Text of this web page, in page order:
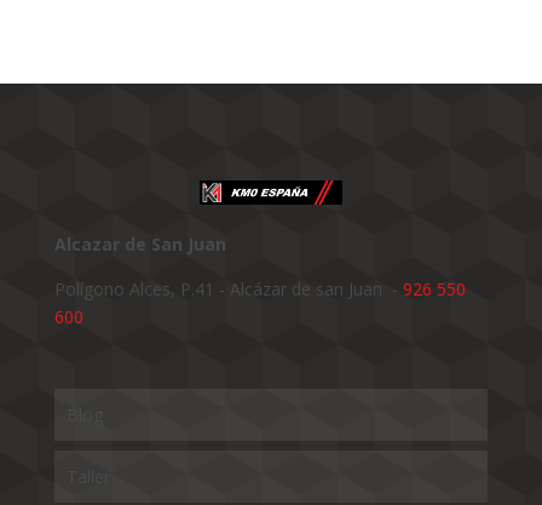
Alcazar de San Juan
Polígono Alces, P.41 - Alcázar de san Juan - 926 550
600